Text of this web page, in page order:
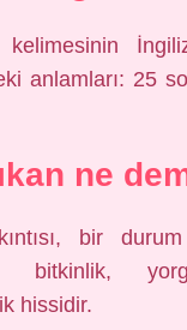
kelimesinin
anlamları: 25
ne
bir durum
bitkinlik,
hissidir.